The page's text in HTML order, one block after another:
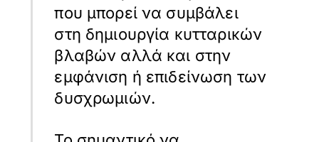
που μπορεί να συμβάλει
στη δημιουργία κυτταρικών
βλαβών αλλά και στην
εμφάνιση ή επιδείνωση των
δυσχρωμιών.